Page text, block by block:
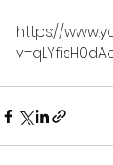
https://